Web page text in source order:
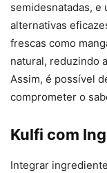
semidesnatadas, e
alternativas
frescas como
natural, reduzindo
Assim, é possível
comprometer o
Kulfi com
Integrar